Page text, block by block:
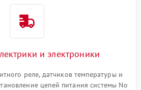
и электроники
реле, датчиков температуры и
цепей питания системы No